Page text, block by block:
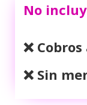
No
❌
❌ Sin